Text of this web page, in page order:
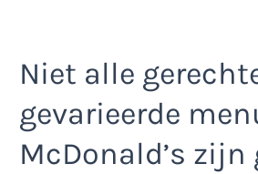
Niet alle
gevarieerde
McDonald’s zijn